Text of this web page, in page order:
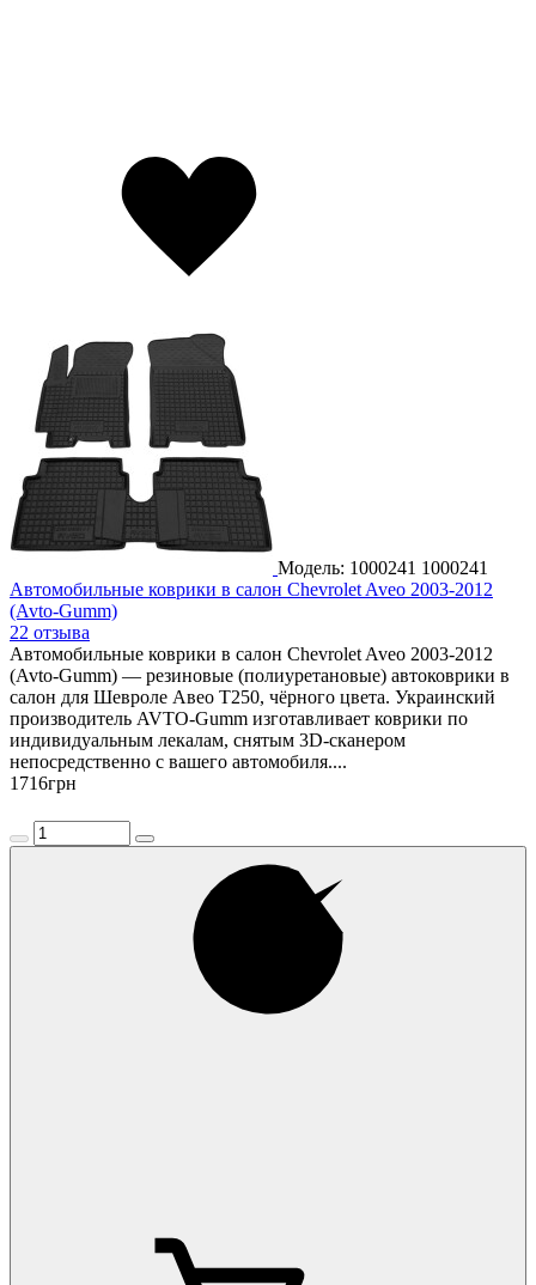
Модель: 1000241 1000241
Автомобильные коврики в салон Chevrolet Aveo 2003-2012
(Avto-Gumm)
22 отзыва
Автомобильные коврики в салон Chevrolet Aveo 2003-2012
(Avto-Gumm) — резиновые (полиуретановые) автоковрики в
салон для Шевроле Авео Т250, чёрного цвета. Украинский
производитель AVTO-Gumm изготавливает коврики по
индивидуальным лекалам, снятым 3D-сканером
непосредственно с вашего автомобиля....
1716грн